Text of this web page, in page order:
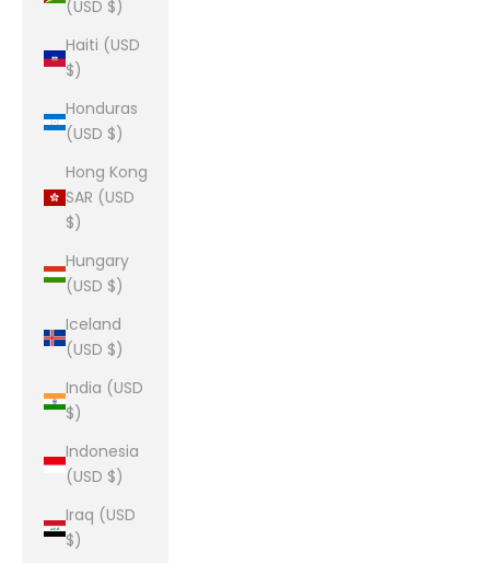
(USD $)
Haiti (USD
$)
Honduras
(USD $)
Hong Kong
SAR (USD
$)
Hungary
(USD $)
Iceland
(USD $)
India (USD
$)
Indonesia
(USD $)
Iraq (USD
$)